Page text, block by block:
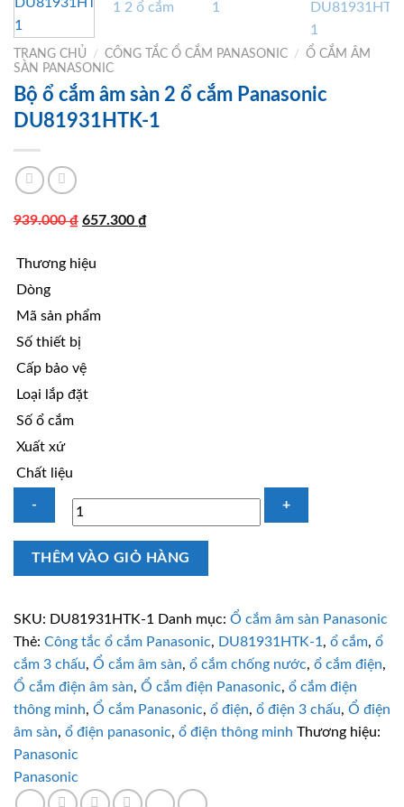
TRANG CHỦ / CÔNG TẮC Ổ CẮM PANASONIC / Ổ CẮM ÂM
SÀN PANASONIC
Bộ ổ cắm âm sàn 2 ổ cắm Panasonic
DU81931HTK-1
939.000₫ Giá
là:
657.300 ₫Giá
Thương hiệu
Dòng
Mã sản phẩm
Số thiết bị
Cấp bảo vệ
Loại lắp đặt
Số ổ cắm
Xuất xứ
Chất liệu
âm
cắm
Panasonic
DU81931HTK-
1
số
lượng
THÊM VÀO GIỎ HÀNG
SKU: DU81931HTK-1 Danh mục: Ổ cắm âm sàn Panasonic
Thẻ: Công tắc ổ cắm Panasonic, DU81931HTK-1 , ổ cắm, ổ
cắm 3 chấu, Ổ cắm âm sàn, ổ cắm chống nước, ổ cắm điện,
Ổ cắm điện âm sàn, Ổ cắm điện Panasonic, ổ cắm điện
thông minh, Ổ cắm Panasonic, ổ điện, ổ điện 3 chấu, Ổ điện
âm sàn, ổ điện panasonic, ổ điện thông minh Thương hiệu:
Panasonic
Panasonic